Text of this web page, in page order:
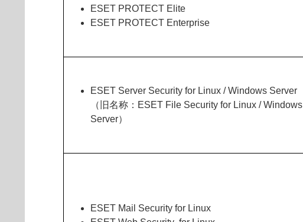
ESET PROTECT Elite
ESET PROTECT Enterprise
ESET Server Security for Linux / Windows Server
（旧名称：ESET File Security for Linux / Windows
Server）
ESET Mail Security for Linux